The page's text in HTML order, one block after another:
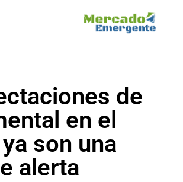
de
en el
son una
alerta